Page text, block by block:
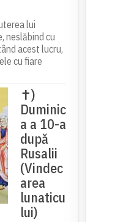
lui
neslăbind cu
acest lucru,
cu fiare
✝)
Duminic
a a 10-a
după
Rusalii
(Vindec
area
lunaticu
lui)